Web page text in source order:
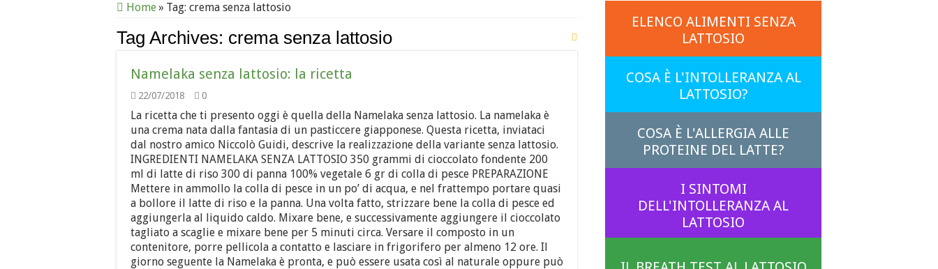
Home» Tag: crema senza lattosio
Tag Archives: crema senza lattosio
Namelaka senza lattosio: la ricetta
22/07/2018 0
La ricetta che ti presento oggi è quella della Namelaka senza lattosio. La namelaka è
una crema nata dalla fantasia di un pasticcere giapponese. Questa ricetta, inviataci
dal nostro amico Niccolò Guidi, descrive la realizzazione della variante senza lattosio.
INGREDIENTI NAMELAKA SENZA LATTOSIO 350 grammi di cioccolato fondente 200
ml di latte di riso 300 di panna 100% vegetale 6 gr di colla di pesce PREPARAZIONE
Mettere in ammollo la colla di pesce in un po’ di acqua, e nel frattempo portare quasi
a bollore il latte di riso e la panna. Una volta fatto, strizzare bene la colla di pesce ed
aggiungerla al liquido caldo. Mixare bene, e successivamente aggiungere il cioccolato
tagliato a scaglie e mixare bene per 5 minuti circa. Versare il composto in un
contenitore, porre pellicola a contatto e lasciare in frigorifero per almeno 12 ore. Il
giorno seguente la Namelaka è pronta, e può essere usata così al naturale oppure può
ELENCO ALIMENTI SENZA
LATTOSIO
COSA È L'INTOLLERANZA AL
LATTOSIO?
COSA È L'ALLERGIA ALLE
PROTEINE DEL LATTE?
I SINTOMI
DELL'INTOLLERANZA AL
LATTOSIO